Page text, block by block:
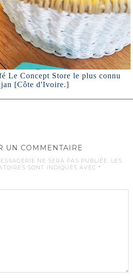
Le Concept Store le plus connu
[Côte d'Ivoire.]
UN COMMENTAIRE
NE SERA PAS PUBLIÉE. LES
SONT INDIQUÉS AVEC *